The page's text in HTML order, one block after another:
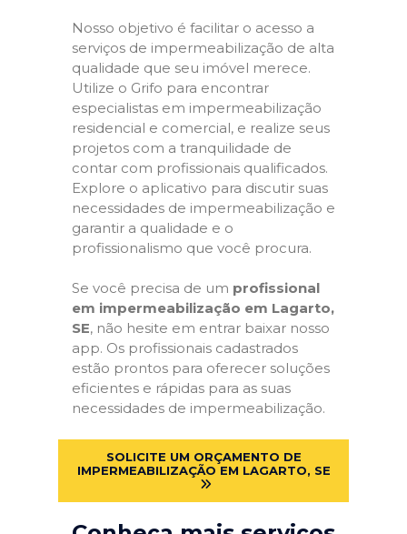
Nosso objetivo é facilitar o acesso a
serviços de impermeabilização de alta
qualidade que seu imóvel merece.
Utilize o Grifo para encontrar
especialistas em impermeabilização
residencial e comercial, e realize seus
projetos com a tranquilidade de
contar com profissionais qualificados.
Explore o aplicativo para discutir suas
necessidades de impermeabilização e
garantir a qualidade e o
profissionalismo que você procura.
Se você precisa de um profissional
em impermeabilização em Lagarto,
SE, não hesite em entrar baixar nosso
app. Os profissionais cadastrados
estão prontos para oferecer soluções
eficientes e rápidas para as suas
necessidades de impermeabilização.
SOLICITE UM ORÇAMENTO DE
IMPERMEABILIZAÇÃO EM LAGARTO, SE